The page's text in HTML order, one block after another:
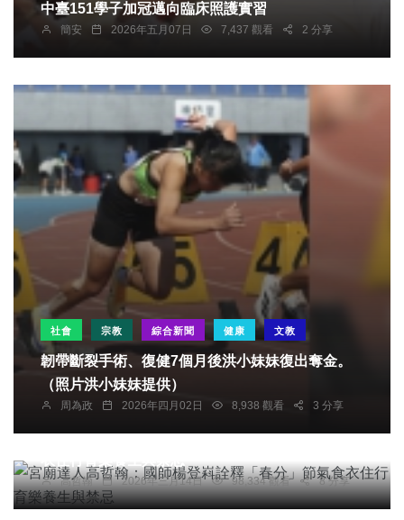
中臺151學子加冠邁向臨床照護實習
簡安 2026年五月07日 7,437 觀看 2 分享
社會 宗教 綜合新聞 健康 文教
韌帶斷裂手術、復健7個月後洪小妹妹復出奪金。
（照片洪小妹妹提供）
周為政 2026年四月02日 8,938 觀看 3 分享
專欄
宮廟達人高哲翰：國師楊登嵙詮釋「春分」節氣食
高哲翰 2026年三月14日 98,334 觀看 8 分享
社會 綜合新聞 旅遊 文教
綠美圖「世界的索引」展覽夯 金音獎得主現場演